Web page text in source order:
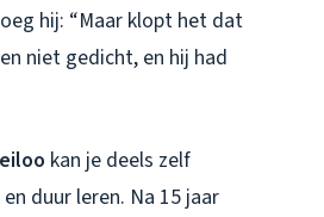
hij: “Maar klopt het dat
niet gedicht, en hij had
kan je deels zelf
duur leren. Na 15 jaar